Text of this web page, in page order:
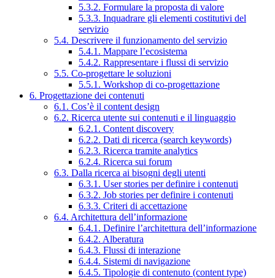
5.3.2. Formulare la proposta di valore
5.3.3. Inquadrare gli elementi costitutivi del
servizio
5.4. Descrivere il funzionamento del servizio
5.4.1. Mappare l’ecosistema
5.4.2. Rappresentare i flussi di servizio
5.5. Co-progettare le soluzioni
5.5.1. Workshop di co-progettazione
6. Progettazione dei contenuti
6.1. Cos’è il content design
6.2. Ricerca utente sui contenuti e il linguaggio
6.2.1. Content discovery
6.2.2. Dati di ricerca (search keywords)
6.2.3. Ricerca tramite analytics
6.2.4. Ricerca sui forum
6.3. Dalla ricerca ai bisogni degli utenti
6.3.1. User stories per definire i contenuti
6.3.2. Job stories per definire i contenuti
6.3.3. Criteri di accettazione
6.4. Architettura dell’informazione
6.4.1. Definire l’architettura dell’informazione
6.4.2. Alberatura
6.4.3. Flussi di interazione
6.4.4. Sistemi di navigazione
6.4.5. Tipologie di contenuto (content type)